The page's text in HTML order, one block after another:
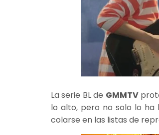
La serie BL de GMMTV
lo alto, pero no solo lo ha
colarse en las listas de